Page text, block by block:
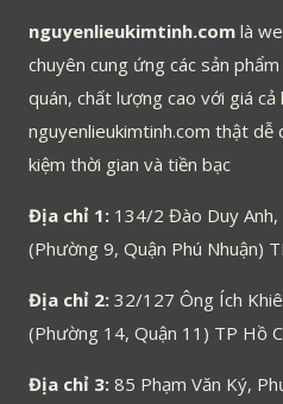
nguyenlieukimtinh.com là
chuyên cung ứng các sản
quán, chất lượng cao với giá
nguyenlieukimtinh.com thật dễ
kiệm thời gian và tiền bạc
Địa chỉ 1: 134/2 Đào Duy
(Phường 9, Quận Phú Nhuận)
Địa chỉ 2: 32/127 Ông Ích
(Phường 14, Quận 11) TP Hồ
Địa chỉ 3: 85 Phạm Văn Ký,